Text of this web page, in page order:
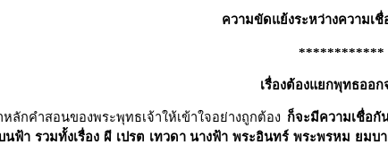
ความขัดแย้งระหว่างความเ
************
เรื่องต้องแยกพุทธออ
ลักคำสอนของพระพุทธเจ้าให้เข้าใจอย่างถูกต้อง ก็จะมีความเชื่อกั
นฟ้า รวมทั้งเรื่อง ผี เปรต เทวดา นางฟ้า พระอินทร์ พระพรหม